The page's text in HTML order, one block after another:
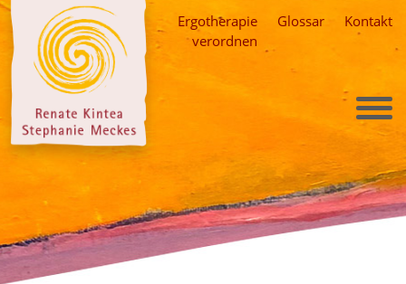
Skip
to
content
Ergotherapie
verordnen
Glossar Kontakt